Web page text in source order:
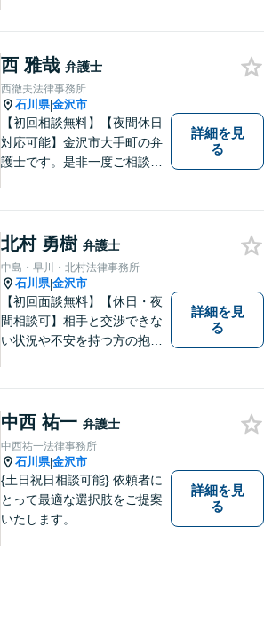
西 雅哉 弁護士
西徹夫法律事務所
石川県|金沢市
【初回相談無料】【夜間休日
対応可能】金沢市大手町の弁
護士です。是非一度ご相談く
詳細を見
る
北村 勇樹 弁護士
中島・早川・北村法律事務所
石川県|金沢市
【初回面談無料】【休日・夜
間相談可】相手と交渉できな
い状況や不安を持つ方の抱え
護士に話を聞いてもらうこと
でトラブル解決のきっかけを
つかむことができるかもしれ
ません。
詳細を見
る
中西 祐一 弁護士
中西祐一法律事務所
石川県|金沢市
{土日祝日相談可能} 依頼者に
とって最適な選択肢をご提案
いたします。
詳細を見
る